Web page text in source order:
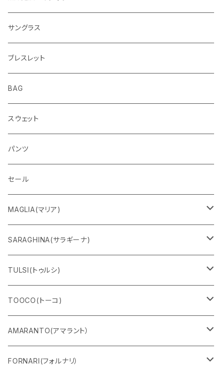
ETERNAL
サングラス
ブレスレット
BAG
スウェット
パンツ
セール
MAGLIA(マリア)
Ｔシャツ
スウェット
ロングＴシャツ
パンツ
フーディー
SARAGHINA(サラギーナ)
サングラス
メガネフレーム
マスク
TULSI(トゥルシ)
ブレスレット
リング
ベルト
TOOCO(トーコ)
シャルパベスト
水着
AMARANTO(アマラント）
セーター
FORNARI(フォルナリ）